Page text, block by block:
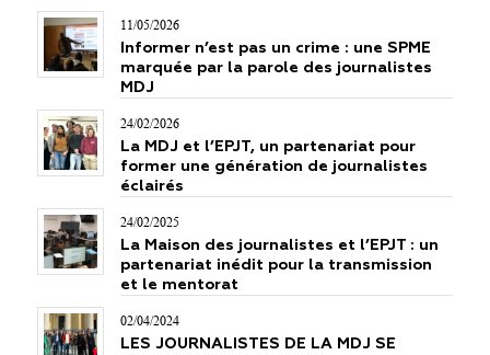
11/05/2026
Informer n’est pas un crime : une SPME
marquée par la parole des journalistes
MDJ
24/02/2026
La MDJ et l’EPJT, un partenariat pour
former une génération de journalistes
éclairés
24/02/2025
La Maison des journalistes et l’EPJT : un
partenariat inédit pour la transmission
et le mentorat
02/04/2024
LES JOURNALISTES DE LA MDJ SE